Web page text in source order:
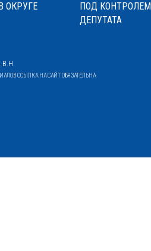
ОКРУГЕ
ПОД КОНТРОЛЕМ
ДЕПУТАТА
В.Н.
ССЫЛКА НА САЙТ ОБЯЗАТЕЛЬНА